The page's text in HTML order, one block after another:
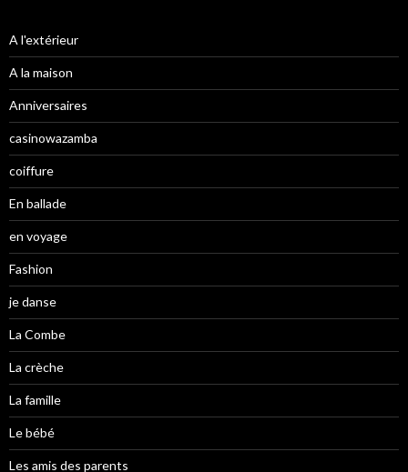
A l'extérieur
A la maison
Anniversaires
casinowazamba
coiffure
En ballade
en voyage
Fashion
je danse
La Combe
La crèche
La famille
Le bébé
Les amis des parents